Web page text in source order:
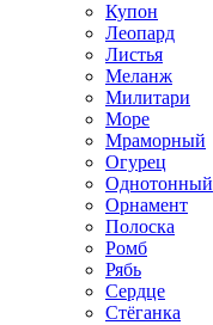
Купон
Леопард
Листья
Меланж
Милитари
Море
Мраморный
Огурец
Однотонный
Орнамент
Полоска
Ромб
Рябь
Сердце
Стёганка